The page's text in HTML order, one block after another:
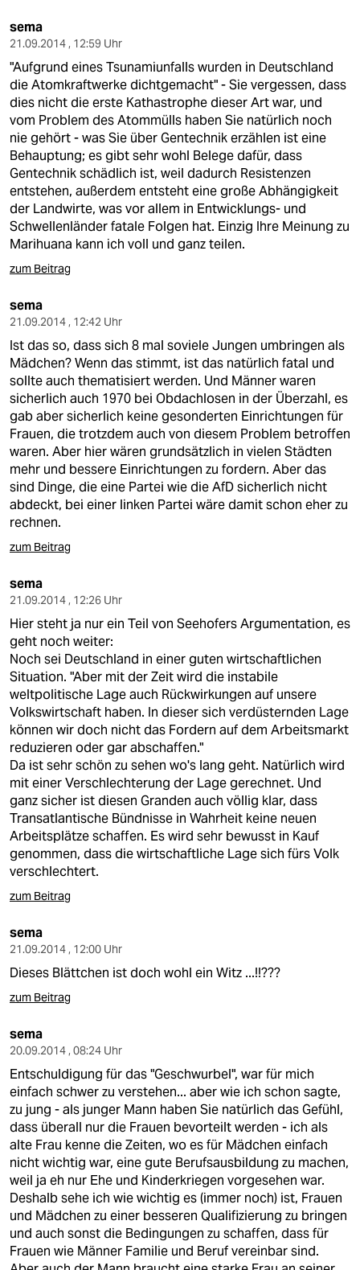
sema
21.09.2014 , 12:59 Uhr
"Aufgrund eines Tsunamiunfalls wurden in Deutschland
die Atomkraftwerke dichtgemacht" - Sie vergessen, dass
dies nicht die erste Kathastrophe dieser Art war, und
vom Problem des Atommülls haben Sie natürlich noch
nie gehört - was Sie über Gentechnik erzählen ist eine
Behauptung; es gibt sehr wohl Belege dafür, dass
Gentechnik schädlich ist, weil dadurch Resistenzen
entstehen, außerdem entsteht eine große Abhängigkeit
der Landwirte, was vor allem in Entwicklungs- und
Schwellenländer fatale Folgen hat. Einzig Ihre Meinung zu
Marihuana kann ich voll und ganz teilen.
zum Beitrag
sema
21.09.2014 , 12:42 Uhr
Ist das so, dass sich 8 mal soviele Jungen umbringen als
Mädchen? Wenn das stimmt, ist das natürlich fatal und
sollte auch thematisiert werden. Und Männer waren
sicherlich auch 1970 bei Obdachlosen in der Überzahl, es
gab aber sicherlich keine gesonderten Einrichtungen für
Frauen, die trotzdem auch von diesem Problem betroffen
waren. Aber hier wären grundsätzlich in vielen Städten
mehr und bessere Einrichtungen zu fordern. Aber das
sind Dinge, die eine Partei wie die AfD sicherlich nicht
abdeckt, bei einer linken Partei wäre damit schon eher zu
rechnen.
zum Beitrag
sema
21.09.2014 , 12:26 Uhr
Hier steht ja nur ein Teil von Seehofers Argumentation, es
geht noch weiter:
Noch sei Deutschland in einer guten wirtschaftlichen
Situation. "Aber mit der Zeit wird die instabile
weltpolitische Lage auch Rückwirkungen auf unsere
Volkswirtschaft haben. In dieser sich verdüsternden Lage
können wir doch nicht das Fordern auf dem Arbeitsmarkt
reduzieren oder gar abschaffen."
Da ist sehr schön zu sehen wo's lang geht. Natürlich wird
mit einer Verschlechterung der Lage gerechnet. Und
ganz sicher ist diesen Granden auch völlig klar, dass
Transatlantische Bündnisse in Wahrheit keine neuen
Arbeitsplätze schaffen. Es wird sehr bewusst in Kauf
genommen, dass die wirtschaftliche Lage sich fürs Volk
verschlechtert.
zum Beitrag
sema
21.09.2014 , 12:00 Uhr
Dieses Blättchen ist doch wohl ein Witz ...!!???
zum Beitrag
sema
20.09.2014 , 08:24 Uhr
Entschuldigung für das "Geschwurbel", war für mich
einfach schwer zu verstehen... aber wie ich schon sagte,
zu jung - als junger Mann haben Sie natürlich das Gefühl,
dass überall nur die Frauen bevorteilt werden - ich als
alte Frau kenne die Zeiten, wo es für Mädchen einfach
nicht wichtig war, eine gute Berufsausbildung zu machen,
weil ja eh nur Ehe und Kinderkriegen vorgesehen war.
Deshalb sehe ich wie wichtig es (immer noch) ist, Frauen
und Mädchen zu einer besseren Qualifizierung zu bringen
und auch sonst die Bedingungen zu schaffen, dass für
Frauen wie Männer Familie und Beruf vereinbar sind.